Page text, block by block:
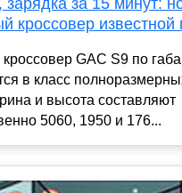
зарядка за 15 минут:
кроссовер известной
кроссовер GAC S9 по
в класс
и высота составляют
5060, 1950 и 176...